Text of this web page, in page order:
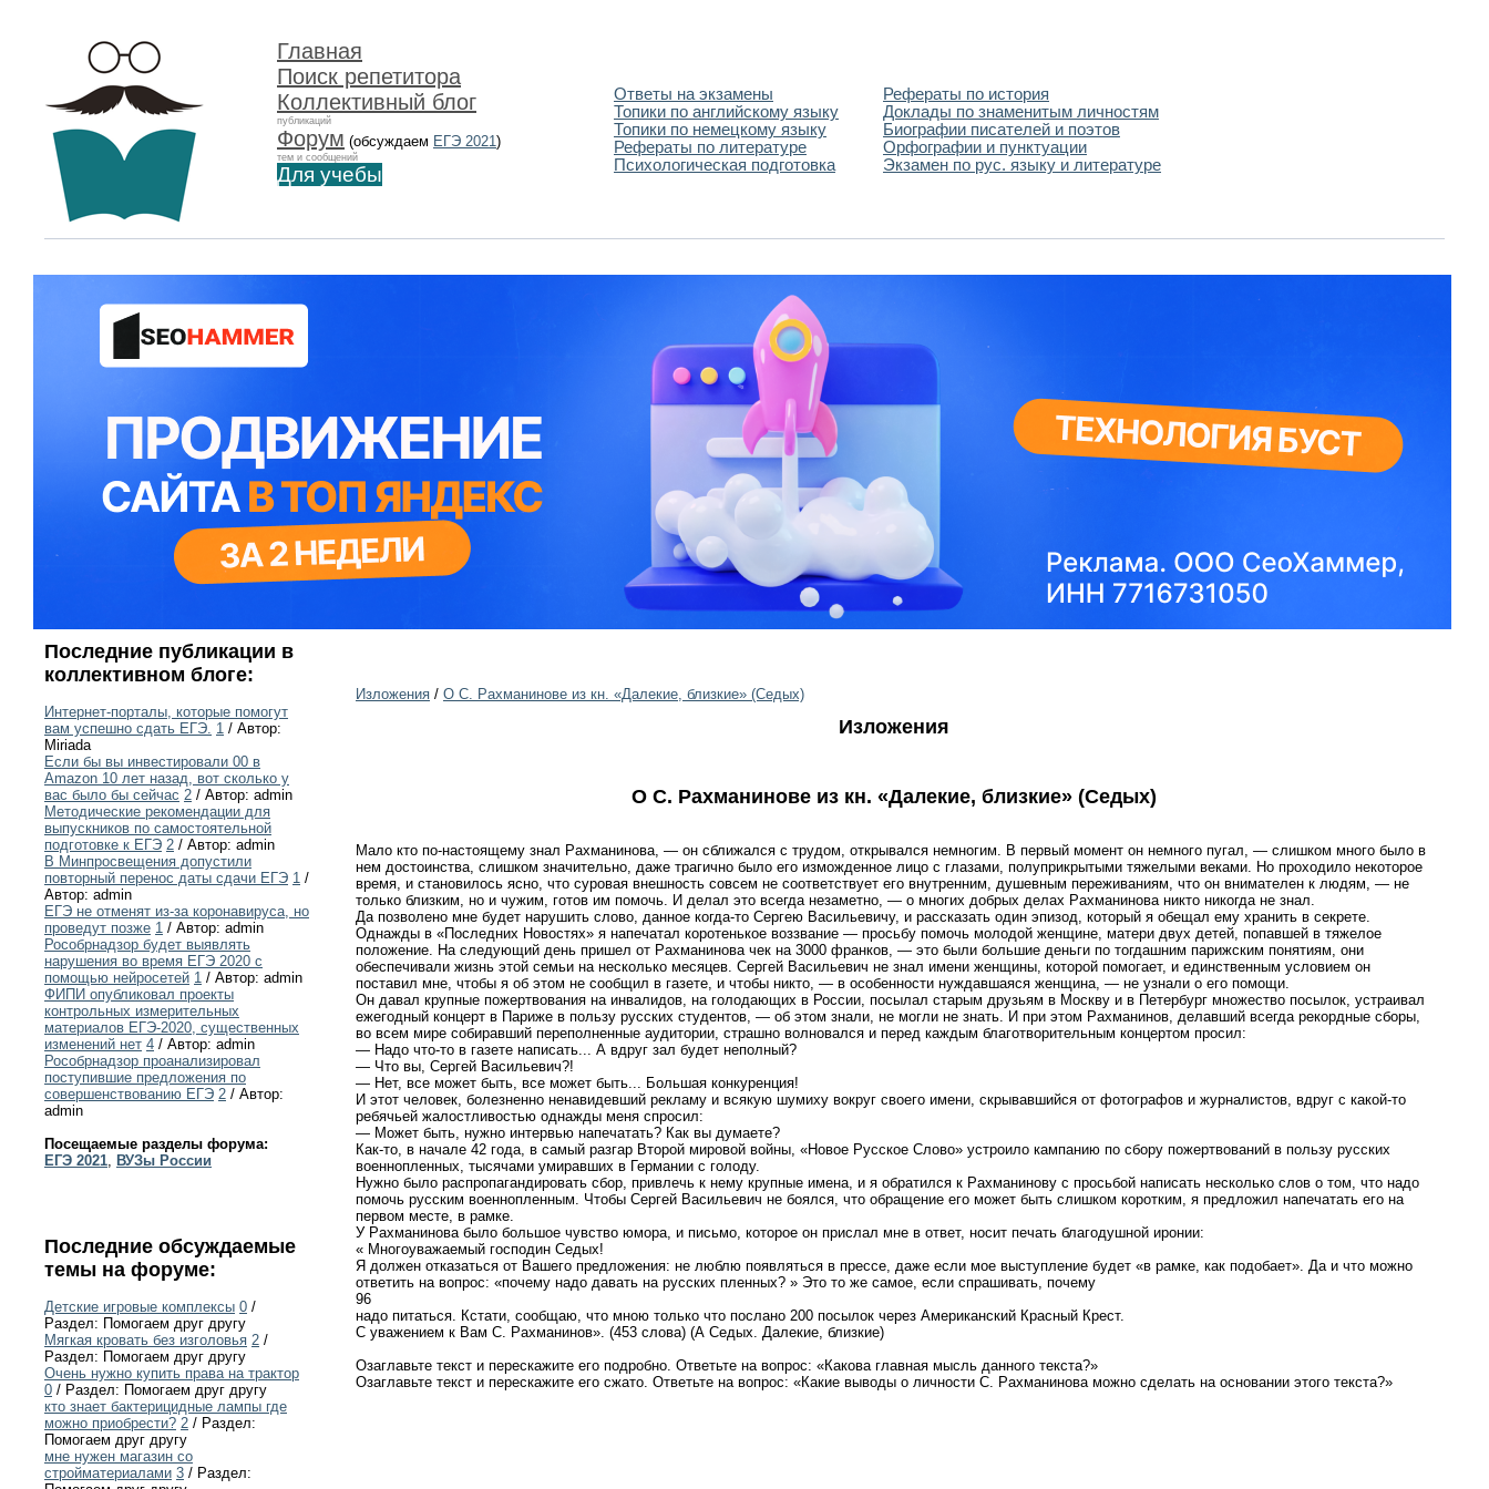
Главная
Поиск репетитора
Коллективный блог
публикаций
Форум (обсуждаем ЕГЭ 2021)
тем и сообщений
Для учебы
Ответы на экзамены
Топики по английскому языку
Топики по немецкому языку
Рефераты по литературе
Психологическая подготовка
Рефераты по история
Доклады по знаменитым личностям
Биографии писателей и поэтов
Орфографии и пунктуации
Экзамен по рус. языку и литературе
Последние публикации в
коллективном блоге:
Интернет-порталы, которые помогут
вам успешно сдать ЕГЭ. 1 / Автор:
Miriada
Если бы вы инвестировали 00 в
Amazon 10 лет назад, вот сколько у
вас было бы сейчас 2 / Автор: admin
Методические рекомендации для
выпускников по самостоятельной
подготовке к ЕГЭ 2 / Автор: admin
В Минпросвещения допустили
повторный перенос даты сдачи ЕГЭ 1 /
Автор: admin
ЕГЭ не отменят из-за коронавируса, но
проведут позже 1 / Автор: admin
Рособрнадзор будет выявлять
нарушения во время ЕГЭ 2020 с
помощью нейросетей 1 / Автор: admin
ФИПИ опубликовал проекты
контрольных измерительных
материалов ЕГЭ-2020, существенных
изменений нет 4 / Автор: admin
Рособрнадзор проанализировал
поступившие предложения по
совершенствованию ЕГЭ 2 / Автор:
admin
Посещаемые разделы форума:
ЕГЭ 2021, ВУЗы России
Последние обсуждаемые
темы на форуме:
Детские игровые комплексы 0 /
Раздел: Помогаем друг другу
Мягкая кровать без изголовья 2 /
Раздел: Помогаем друг другу
Очень нужно купить права на трактор
0 / Раздел: Помогаем друг другу
кто знает бактерицидные лампы где
можно приобрести? 2 / Раздел:
Помогаем друг другу
мне нужен магазин со
стройматериалами 3 / Раздел:
Изложения / О С. Рахманинове из кн. «Далекие, близкие» (Седых)
Изложения
О С. Рахманинове из кн. «Далекие, близкие» (Седых)
Мало кто по-настоящему знал Рахманинова, — он сближался с трудом, открывался немногим. В первый момент он немного пугал, — слишком много было в
нем достоинства, слишком значительно, даже трагично было его изможденное лицо с глазами, полуприкрытыми тяжелыми веками. Но проходило некоторое
время, и становилось ясно, что суровая внешность совсем не соответствует его внутренним, душевным переживаниям, что он внимателен к людям, — не
только близким, но и чужим, готов им помочь. И делал это всегда незаметно, — о многих добрых делах Рахманинова никто никогда не знал.
Да позволено мне будет нарушить слово, данное когда-то Сергею Васильевичу, и рассказать один эпизод, который я обещал ему хранить в секрете.
Однажды в «Последних Новостях» я напечатал коротенькое воззвание — просьбу помочь молодой женщине, матери двух детей, попавшей в тяжелое
положение. На следующий день пришел от Рахманинова чек на 3000 франков, — это были большие деньги по тогдашним парижским понятиям, они
обеспечивали жизнь этой семьи на несколько месяцев. Сергей Васильевич не знал имени женщины, которой помогает, и единственным условием он
поставил мне, чтобы я об этом не сообщил в газете, и чтобы никто, — в особенности нуждавшаяся женщина, — не узнали о его помощи.
Он давал крупные пожертвования на инвалидов, на голодающих в России, посылал старым друзьям в Москву и в Петербург множество посылок, устраивал
ежегодный концерт в Париже в пользу русских студентов, — об этом знали, не могли не знать. И при этом Рахманинов, делавший всегда рекордные сборы,
во всем мире собиравший переполненные аудитории, страшно волновался и перед каждым благотворительным концертом просил:
— Надо что-то в газете написать... А вдруг зал будет неполный?
— Что вы, Сергей Васильевич?!
— Нет, все может быть, все может быть... Большая конкуренция!
И этот человек, болезненно ненавидевший рекламу и всякую шумиху вокруг своего имени, скрывавшийся от фотографов и журналистов, вдруг с какой-то
ребячьей жалостливостью однажды меня спросил:
— Может быть, нужно интервью напечатать? Как вы думаете?
Как-то, в начале 42 года, в самый разгар Второй мировой войны, «Новое Русское Слово» устроило кампанию по сбору пожертвований в пользу русских
военнопленных, тысячами умиравших в Германии с голоду.
Нужно было распропагандировать сбор, привлечь к нему крупные имена, и я обратился к Рахманинову с просьбой написать несколько слов о том, что надо
помочь русским военнопленным. Чтобы Сергей Васильевич не боялся, что обращение его может быть слишком коротким, я предложил напечатать его на
первом месте, в рамке.
У Рахманинова было большое чувство юмора, и письмо, которое он прислал мне в ответ, носит печать благодушной иронии:
« Многоуважаемый господин Седых!
Я должен отказаться от Вашего предложения: не люблю появляться в прессе, даже если мое выступление будет «в рамке, как подобает». Да и что можно
ответить на вопрос: «почему надо давать на русских пленных? » Это то же самое, если спрашивать, почему
96
надо питаться. Кстати, сообщаю, что мною только что послано 200 посылок через Американский Красный Крест.
С уважением к Вам С. Рахманинов». (453 слова) (А Седых. Далекие, близкие)
Озаглавьте текст и перескажите его подробно. Ответьте на вопрос: «Какова главная мысль данного текста?»
Озаглавьте текст и перескажите его сжато. Ответьте на вопрос: «Какие выводы о личности С. Рахманинова можно сделать на основании этого текста?»